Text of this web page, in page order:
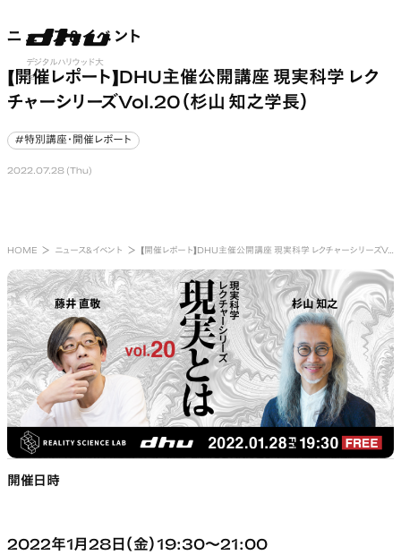
デジタルハリウッド大
学
open
ニュース&イベント
【開催レポート】DHU主催公開講座 現実科学 レク
チャーシリーズVol.20（杉山 知之学長）
#特別講座・開催レポート
2022.07.28 (Thu)
HOME ニュース&イベント 【開催レポート】DHU主催公開講座 現実科学 レクチャーシリーズVol.20（杉山 知之学長）
開催日時
2022年1月28日（金）19:30～21:00